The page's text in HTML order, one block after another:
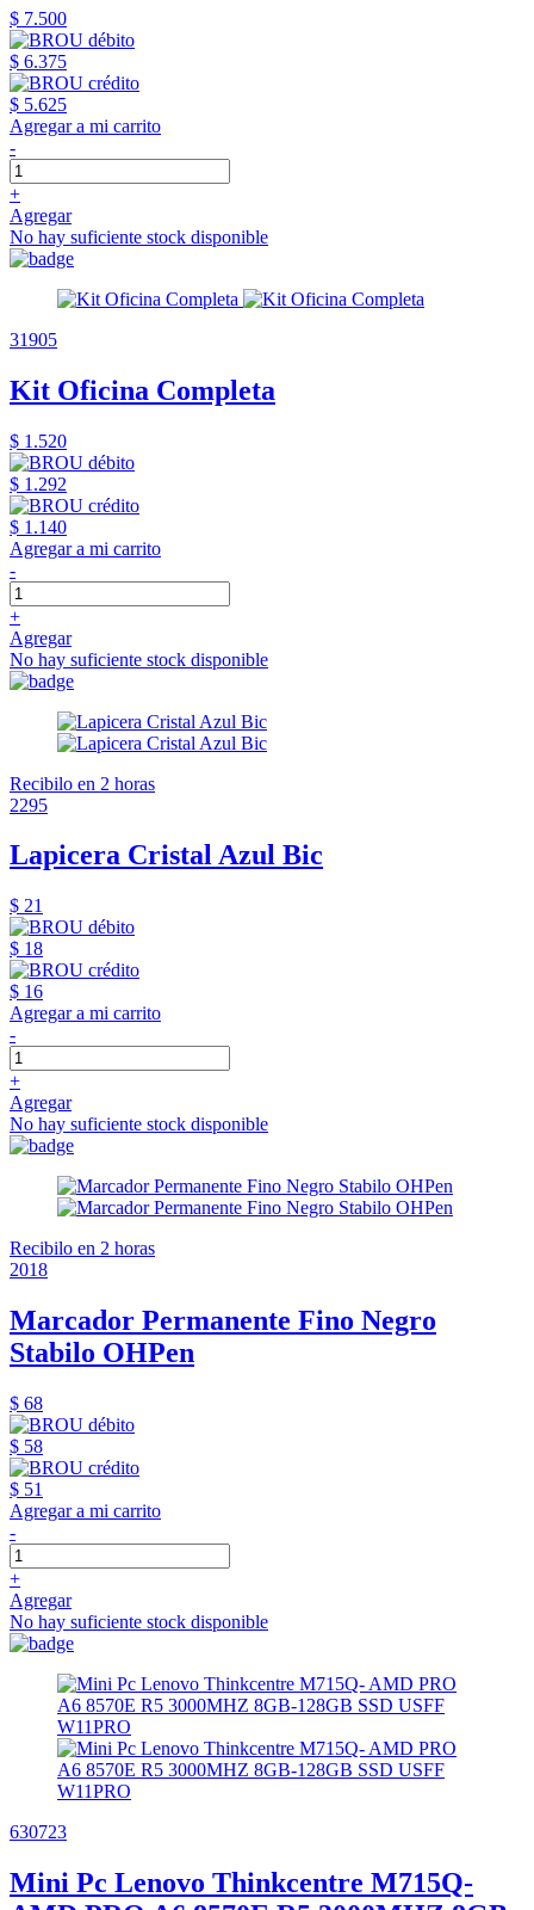
$ 7.500
$ 6.375
$ 5.625
Agregar a mi carrito
-
+
Agregar
No hay suficiente stock disponible
31905
Kit Oficina Completa
$ 1.520
$ 1.292
$ 1.140
Agregar a mi carrito
-
+
Agregar
No hay suficiente stock disponible
Recibilo en 2 horas
2295
Lapicera Cristal Azul Bic
$ 21
$ 18
$ 16
Agregar a mi carrito
-
+
Agregar
No hay suficiente stock disponible
Recibilo en 2 horas
2018
Marcador Permanente Fino Negro
Stabilo OHPen
$ 68
$ 58
$ 51
Agregar a mi carrito
-
+
Agregar
No hay suficiente stock disponible
630723
Mini Pc Lenovo Thinkcentre M715Q-